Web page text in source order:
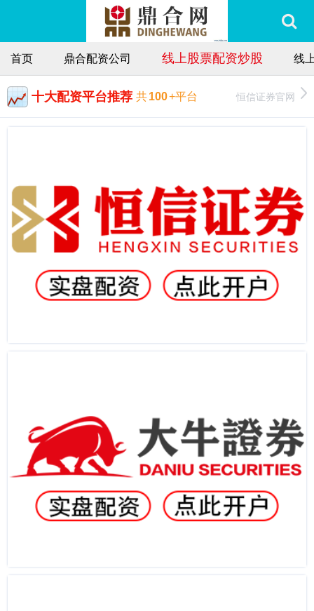
首页 鼎合配资公司 线上股票配资炒股 线
十大配资平台推荐 共100+平台 恒信证券官网